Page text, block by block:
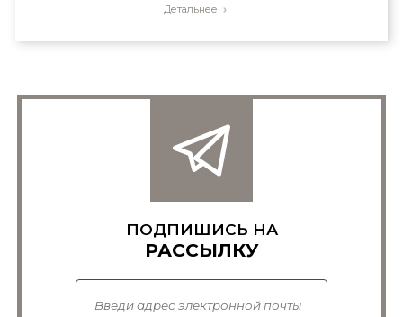
Детальнее
ПОДПИШИСЬ НА
РАССЫЛКУ